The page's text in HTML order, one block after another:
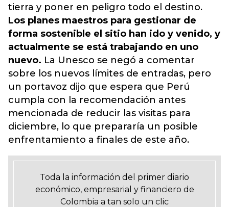
tierra y poner en peligro todo el destino.
Los planes maestros para gestionar de
forma sostenible el sitio han ido y venido, y
actualmente se está trabajando en uno
nuevo. La Unesco se negó a comentar
sobre los nuevos límites de entradas, pero
un portavoz dijo que espera que Perú
cumpla con la recomendación antes
mencionada de reducir las visitas para
diciembre, lo que prepararía un posible
enfrentamiento a finales de este año.
Toda la información del primer diario
económico, empresarial y financiero de
Colombia a tan solo un clic